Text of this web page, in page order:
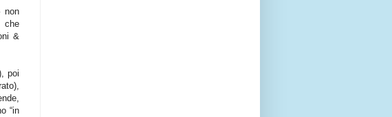
non
che
&
poi
“in